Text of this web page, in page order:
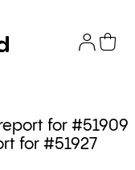
for #51909
for #51927